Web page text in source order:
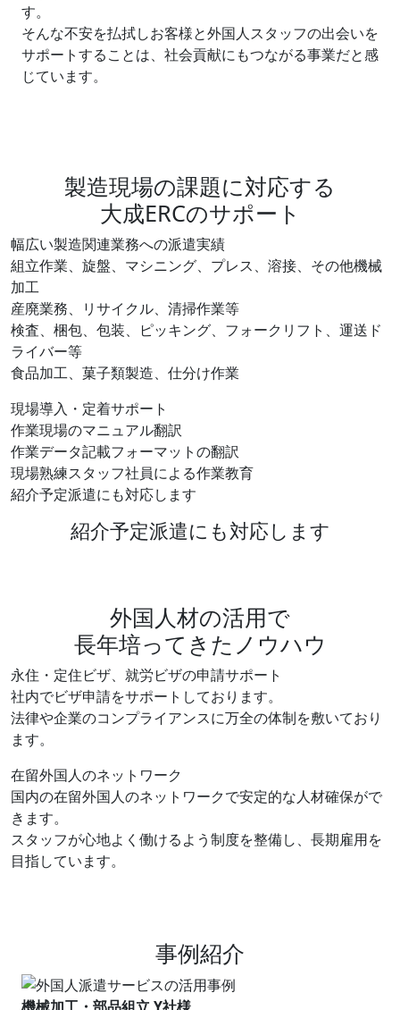
す。
そんな不安を払拭しお客様と外国人スタッフの出会いを
サポートすることは、社会貢献にもつながる事業だと感
じています。
製造現場の課題に対応する
大成ERCのサポート
幅広い製造関連業務への派遣実績
組立作業、旋盤、マシニング、プレス、溶接、その他機械
加工
産廃業務、リサイクル、清掃作業等
検査、梱包、包装、ピッキング、フォークリフト、運送ド
ライバー等
食品加工、菓子類製造、仕分け作業
現場導入・定着サポート
作業現場のマニュアル翻訳
作業データ記載フォーマットの翻訳
現場熟練スタッフ社員による作業教育
紹介予定派遣にも対応します
紹介予定派遣にも対応します
外国人材の活用で
長年培ってきたノウハウ
永住・定住ビザ、就労ビザの申請サポート
社内でビザ申請をサポートしております。
法律や企業のコンプライアンスに万全の体制を敷いており
ます。
在留外国人のネットワーク
国内の在留外国人のネットワークで安定的な人材確保がで
きます。
スタッフが心地よく働けるよう制度を整備し、長期雇用を
目指しています。
事例紹介